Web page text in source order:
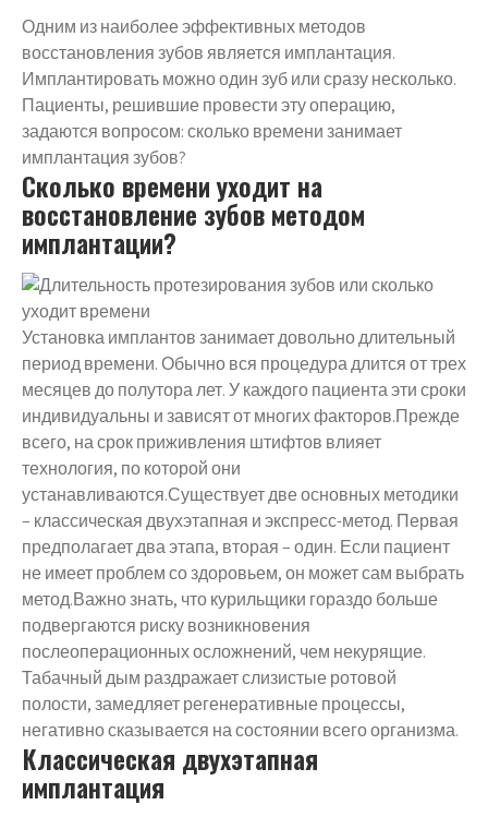
Одним из наиболее эффективных методов
восстановления зубов является имплантация.
Имплантировать можно один зуб или сразу несколько.
Пациенты, решившие провести эту операцию,
задаются вопросом: сколько времени занимает
имплантация зубов?
Сколько времени уходит на
восстановление зубов методом
имплантации?
Установка имплантов занимает довольно длительный
период времени. Обычно вся процедура длится от трех
месяцев до полутора лет. У каждого пациента эти сроки
индивидуальны и зависят от многих факторов.Прежде
всего, на срок приживления штифтов влияет
технология, по которой они
устанавливаются.Существует две основных методики
– классическая двухэтапная и экспресс-метод. Первая
предполагает два этапа, вторая – один. Если пациент
не имеет проблем со здоровьем, он может сам выбрать
метод.Важно знать, что курильщики гораздо больше
подвергаются риску возникновения
послеоперационных осложнений, чем некурящие.
Табачный дым раздражает слизистые ротовой
полости, замедляет регенеративные процессы,
негативно сказывается на состоянии всего организма.
Классическая двухэтапная
имплантация